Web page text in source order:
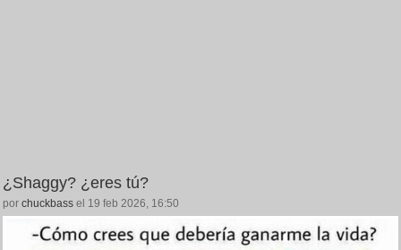
¿Shaggy? ¿eres tú?
por chuckbass el 19 feb 2026, 16:50